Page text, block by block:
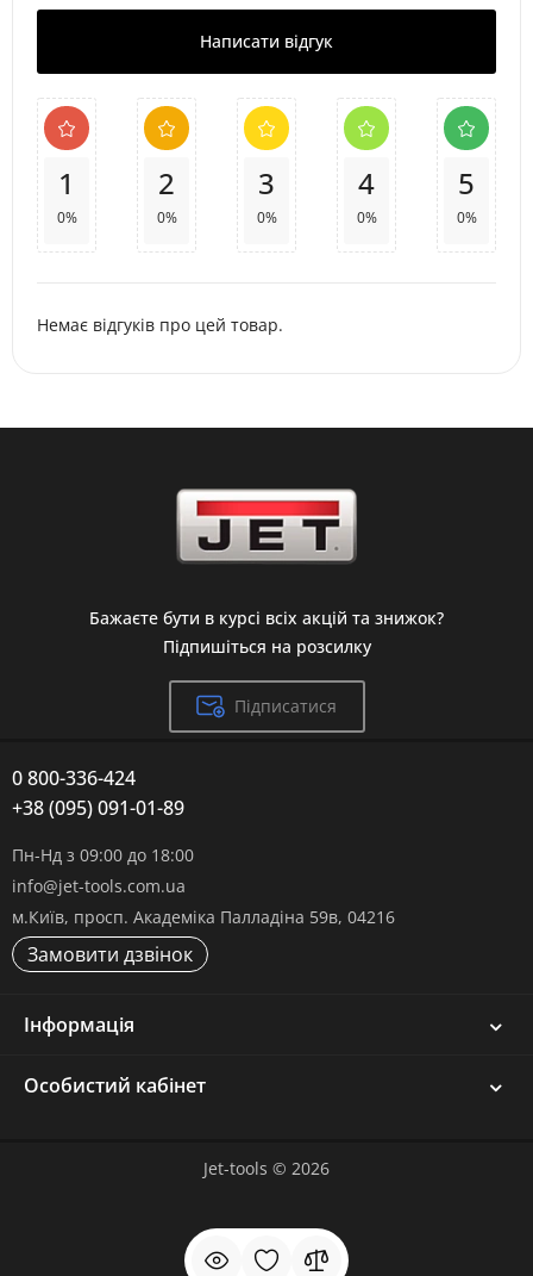
Написати відгук
1
0%
2
0%
3
0%
4
0%
5
0%
Немає відгуків про цей товар.
Бажаєте бути в курсі всіх акцій та знижок?
Підпишіться на розсилку
Підписатися
0 800-336-424
+38 (095) 091-01-89
Пн-Нд з 09:00 до 18:00
info@jet-tools.com.ua
м.Київ, просп. Академіка Палладіна 59в, 04216
Замовити дзвінок
Інформація
Особистий кабінет
Jet-tools © 2026